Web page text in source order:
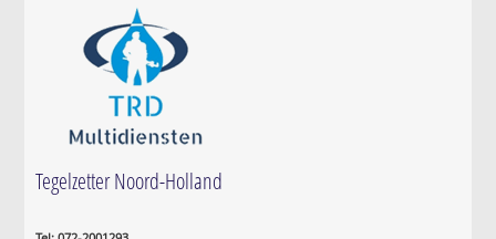
Tegelzetter Noord-Holland